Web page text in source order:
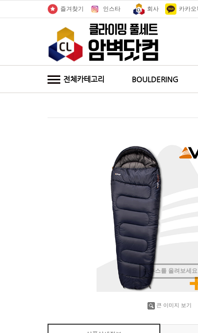
즐겨찾기 인스타 카카오
회사
전체카테고리 BOULDERING
마우스를 올려보세요
큰 이미지 보기